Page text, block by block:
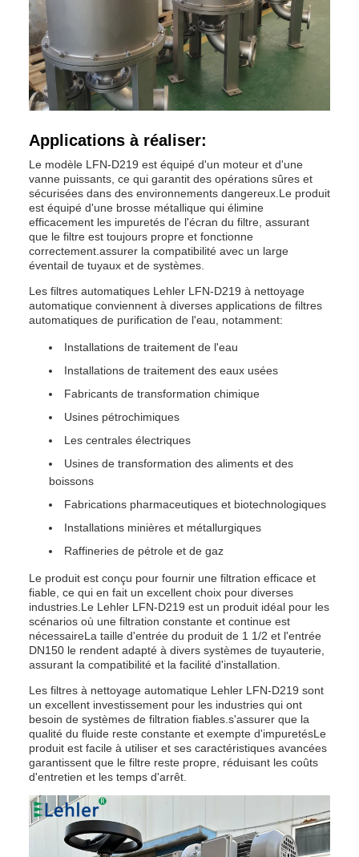
Applications à réaliser:
Le modèle LFN-D219 est équipé d'un moteur et d'une
vanne puissants, ce qui garantit des opérations sûres et
sécurisées dans des environnements dangereux.Le produit
est équipé d'une brosse métallique qui élimine
efficacement les impuretés de l'écran du filtre, assurant
que le filtre est toujours propre et fonctionne
correctement.assurer la compatibilité avec un large
éventail de tuyaux et de systèmes.
Les filtres automatiques Lehler LFN-D219 à nettoyage
automatique conviennent à diverses applications de filtres
automatiques de purification de l'eau, notamment:
Installations de traitement de l'eau
Installations de traitement des eaux usées
Fabricants de transformation chimique
Usines pétrochimiques
Les centrales électriques
Usines de transformation des aliments et des
boissons
Fabrications pharmaceutiques et biotechnologiques
Installations minières et métallurgiques
Raffineries de pétrole et de gaz
Le produit est conçu pour fournir une filtration efficace et
fiable, ce qui en fait un excellent choix pour diverses
industries.Le Lehler LFN-D219 est un produit idéal pour les
scénarios où une filtration constante et continue est
nécessaireLa taille d'entrée du produit de 1 1/2 et l'entrée
DN150 le rendent adapté à divers systèmes de tuyauterie,
assurant la compatibilité et la facilité d'installation.
Les filtres à nettoyage automatique Lehler LFN-D219 sont
un excellent investissement pour les industries qui ont
besoin de systèmes de filtration fiables.s'assurer que la
qualité du fluide reste constante et exempte d'impuretésLe
produit est facile à utiliser et ses caractéristiques avancées
garantissent que le filtre reste propre, réduisant les coûts
d'entretien et les temps d'arrêt.